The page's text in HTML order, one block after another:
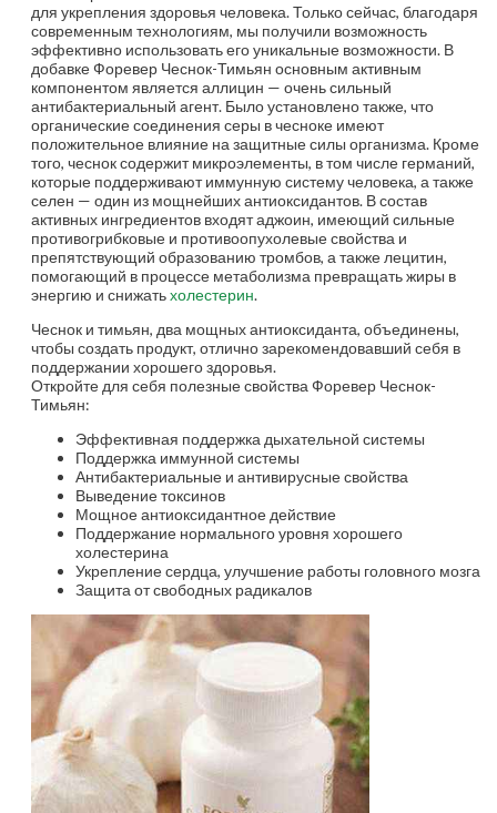
для укрепления здоровья человека. Только сейчас, благодаря
современным технологиям, мы получили возможность
эффективно использовать его уникальные возможности. В
добавке Форевер Чеснок-Тимьян основным активным
компонентом является аллицин — очень сильный
антибактериальный агент. Было установлено также, что
органические соединения серы в чесноке имеют
положительное влияние на защитные силы организма. Кроме
того, чеснок содержит микроэлементы, в том числе германий,
которые поддерживают иммунную систему человека, а также
селен — один из мощнейших антиоксидантов. В состав
активных ингредиентов входят аджоин, имеющий сильные
противогрибковые и противоопухолевые свойства и
препятствующий образованию тромбов, а также лецитин,
помогающий в процессе метаболизма превращать жиры в
энергию и снижатьхолестерин.
Чеснок и тимьян, два мощных антиоксиданта, объединены,
чтобы создать продукт, отлично зарекомендовавший себя в
поддержании хорошего здоровья.
Откройте для себя полезные свойства Форевер Чеснок-
Тимьян:
Эффективная поддержка дыхательной системы
Поддержка иммунной системы
Антибактериальные и антивирусные свойства
Выведение токсинов
Мощное антиоксидантное действие
Поддержание нормального уровня хорошего
холестерина
Укрепление сердца, улучшение работы головного мозга
Защита от свободных радикалов